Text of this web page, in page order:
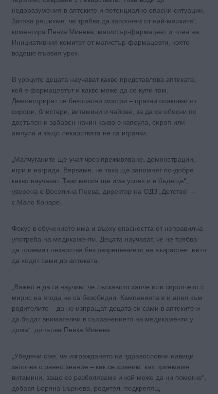
недоразумения в аптеките и потенциално опасни ситуации.
Затова решихме, че трябва да започнем от най-малките“,
коментира Пенка Минева, магистър-фармацевт и член на
Инициативния комитет от магистър-фармацевти, която
водеше първия урок.
В уроците децата научават какво представлява аптеката,
кой е фармацевтът и какво може да се купи там.
Демонстрират се безопасни мостри – празни опаковки от
сиропи, блистери, витамини и чайове, за да се обясни по
достъпен и забавен начин какво е капсула, сироп или
ампула и защо лекарствата не са играчки.
„Малчуганите ще учат чрез преживяване, демонстрации,
игри и награди. Вярваме, че така ще запомнят по-добре
какво научават. Тази мисия ще има успех и в бъдеще“,
уверена е Веселина Пеева, директор на ОДЗ „Детство“ –
с.Мало Конаре.
Фокус в обучението има и върху опасността от неправилна
употреба на медикаменти. Децата научават, че не трябва
да приемат лекарства без разрешението на възрастен, нито
да ходят сами до аптеката.
„Важно е да ги научим, че лъскавото хапче или сиропчето с
мирис на ягода не са безобидни. Кампанията е и апел към
родителите – да не изпращат децата си сами в аптеките и
да бъдат внимателни в съхранението на медикаменти у
дома“, допълва Пенка Минева.
„Убедени сме, че изграждането на здравословни навици
започва с ранно знание – как се храним, как приемаме
витамини, защо се разболяваме и кой може да ни помогне“,
добавя Боряна Бърнева, родител, подкрепящ